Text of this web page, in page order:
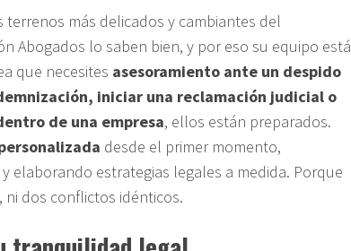
más delicados y cambiantes del
Abogados lo saben bien, y por eso su equipo está
que necesites asesoramiento ante un despido
iniciar una reclamación judicial o
de una empresa, ellos están preparados.
desde el primer momento,
elaborando estrategias legales a medida. Porque
ni dos conflictos idénticos.